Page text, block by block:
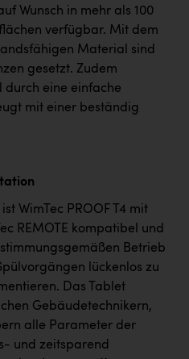
Wunsch in mehr als 100
verfügbar. Mit dem
Material sind
gesetzt. Zudem
durch eine einfache
mit einer beständig
WimTec PROOF T4 mit
REMOTE kompatibel und
Betrieb
lückenlos zu
Das Tablet
Gebäudetechnikern,
alle Parameter der
und zeitsparend